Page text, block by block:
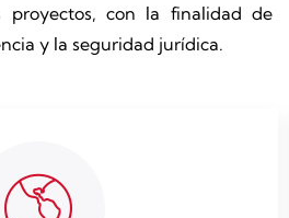
proyectos, con la finalidad de
y la seguridad jurídica.